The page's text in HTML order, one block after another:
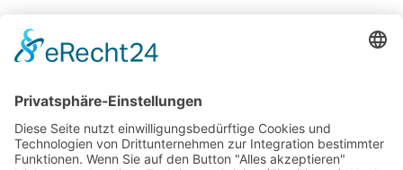
Jetzt vernetzen!
Die ESB auf LinkedIn
Newsletter abonnieren